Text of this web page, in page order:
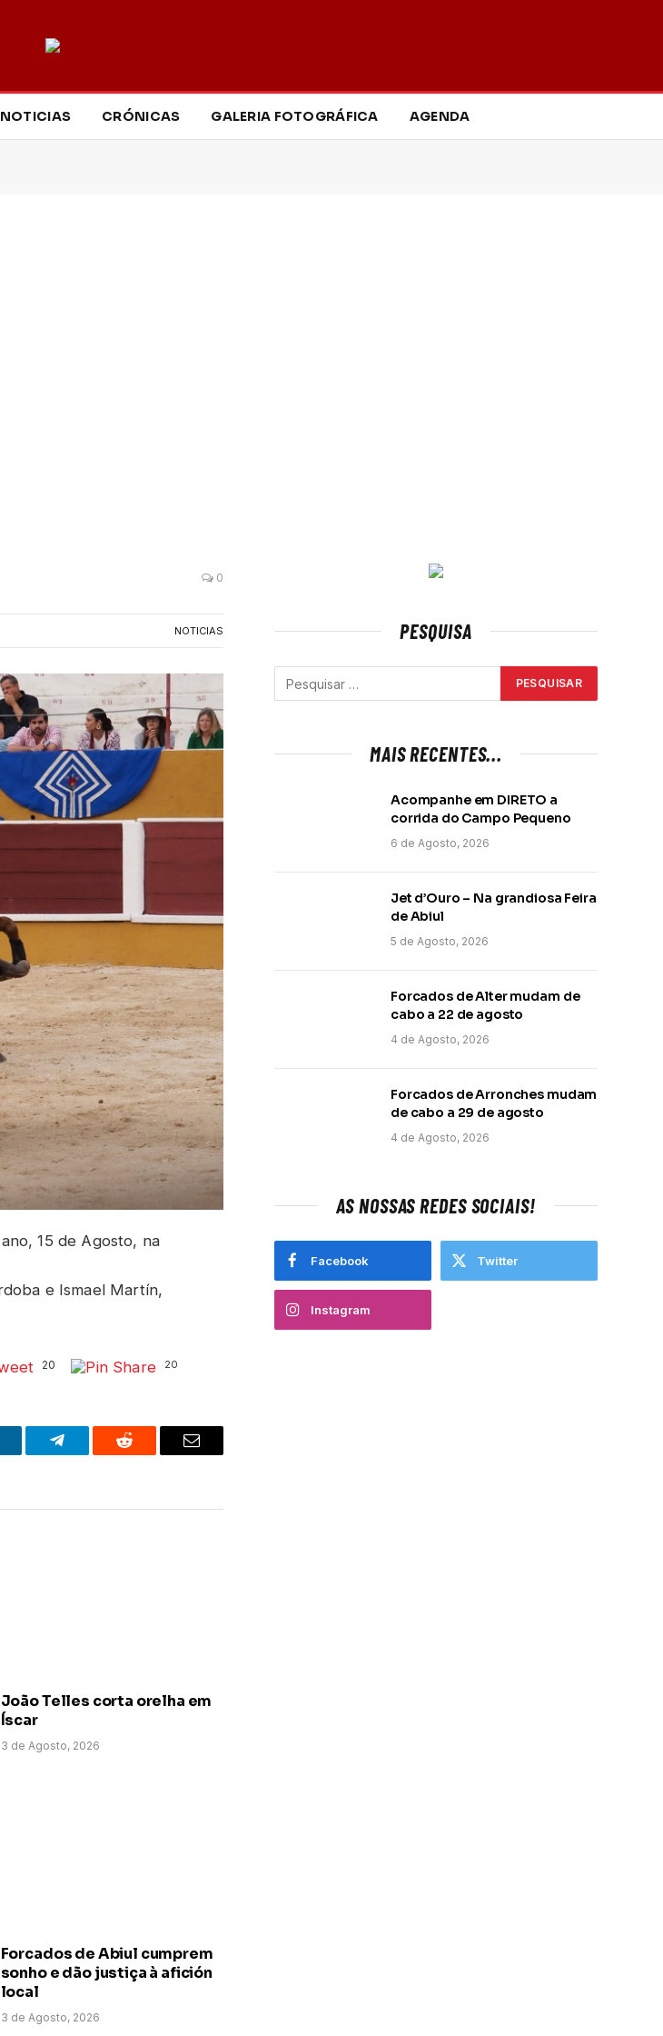
NOTICIAS CRÓNICAS GALERIA FOTOGRÁFICA AGENDA
0
NOTICIAS
15 de Agosto, na
e Ismael Martín,
20 20
Telegram Reddit Email
João Telles corta orelha em
Íscar
3 de Agosto, 2026
Forcados de Abiul cumprem
sonho e dão justiça à afición
local
3 de Agosto, 2026
PESQUISA
MAIS RECENTES...
Acompanhe em DIRETO a
corrida do Campo Pequeno
6 de Agosto, 2026
Jet d’Ouro – Na grandiosa Feira
de Abiul
5 de Agosto, 2026
Forcados de Alter mudam de
cabo a 22 de agosto
4 de Agosto, 2026
Forcados de Arronches mudam
de cabo a 29 de agosto
4 de Agosto, 2026
AS NOSSAS REDES SOCIAIS!
Facebook Twitter
Instagram